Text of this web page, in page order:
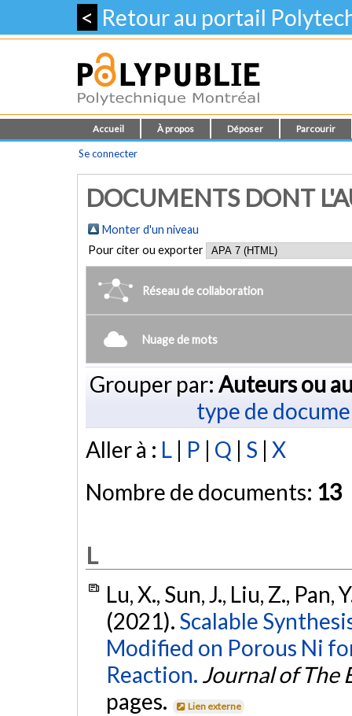
< Retour au portail
Accueil À propos Déposer Parcourir
Se connecter
DOCUMENTS DONT
Monter d'un niveau
Pour citer ou exporter
Réseau de collaboration
Nuage de mots
Grouper par: Auteurs ou
type de
Aller à : L | P | Q | S | X
Nombre de documents: 13
L
Lu, X., Sun, J., Liu, Z., Pan,
(2021). Scalable
Modified on Porous Ni
Reaction. Journal of The
pages.
Lien externe